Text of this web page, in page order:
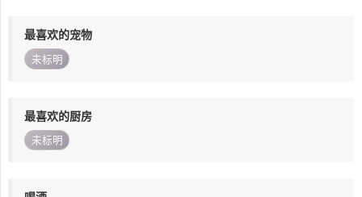
最喜欢的宠物
未标明
最喜欢的厨房
未标明